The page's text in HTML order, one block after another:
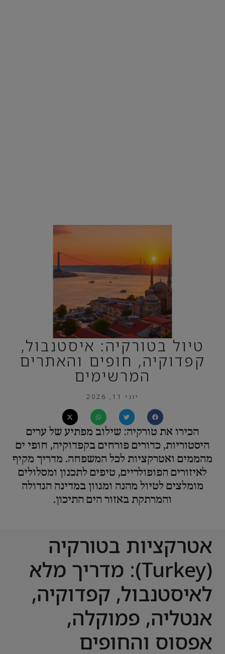
טיול בטורקיה: איסטנבול,
קפדוקיה, חופים והאתרים
המרשימים
יוני 11, 2026
הכירו את טורקיה: שילוב מפתיע של ערים
היסטוריות, כדורים פורחים בקפדוקיה, חופי ים
מהממים ואטרקציות לכל המשפחה. מדריך מקיף
לאיזורים הפופולריים, טיפים לתכנון ומסלולים
מומלצים לטיול מהנה ומגוון במדינה הגדולה
והמרתקת באזור הים התיכון.
אטרקציות בטורקיה
(Turkey): מדריך מלא
לאיסטנבול, קפדוקיה,
אנטליה, פמוקלה,
אפסוס והחופים